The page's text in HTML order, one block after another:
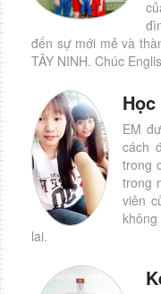
đến sự mới mẻ và
TÂY NINH. Chúc
EM
cách
trong
trong
viên
lai.